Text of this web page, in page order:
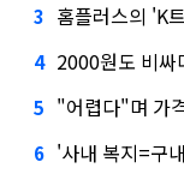
3 홈플러스의 'K
4 2000원도 비싸
5 "어렵다"며 가
6 '사내 복지=구